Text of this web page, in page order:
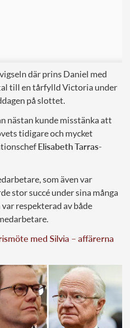
där prins Daniel med
till en tårfylld Victoria under
på slottet.
nästan kunde misstänka att
tidigare och mycket
Elisabeth Tarras-
som även var
stor succé under sina många
respekterad av både
med Silvia – affärerna